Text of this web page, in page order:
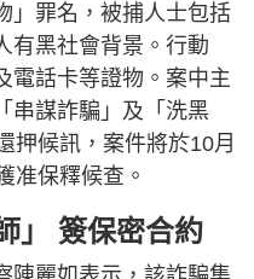
」罪名，被捕人士包括
有黑社會背景。行動
電話卡等證物。案中主
串謀詐騙」及「洗黑
押候訊，案件將於10月
准保釋候查。
」 簽保密合約